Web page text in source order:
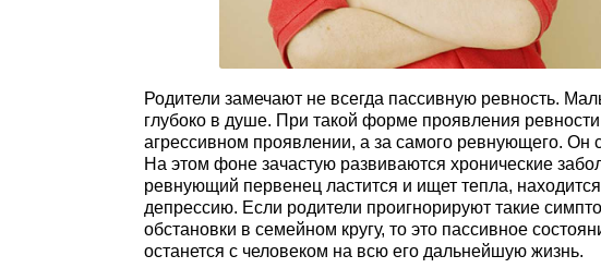
Родители замечают не всегда пассивную ревность.
глубоко в душе. При такой форме проявления
агрессивном проявлении, а за самого ревнующего.
На этом фоне зачастую развиваются хронические
ревнующий первенец ластится и ищет тепла,
депрессию. Если родители проигнорируют такие
обстановки в семейном кругу, то это пассивное
останется с человеком на всю его дальнейшую жизнь.